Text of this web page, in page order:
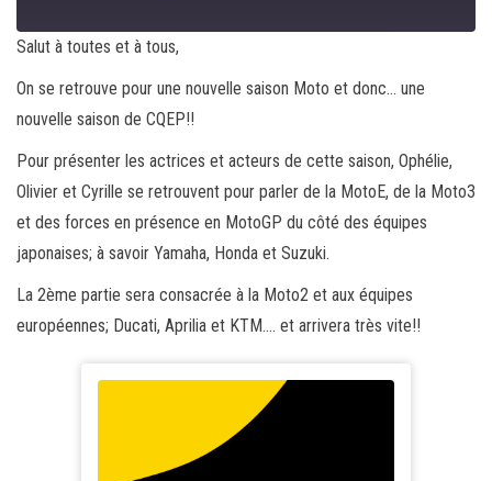
seconds
Salut à toutes et à tous,
On se retrouve pour une nouvelle saison Moto et donc… une
nouvelle saison de CQEP!!
Pour présenter les actrices et acteurs de cette saison, Ophélie,
Olivier et Cyrille se retrouvent pour parler de la MotoE, de la Moto3
et des forces en présence en MotoGP du côté des équipes
japonaises; à savoir Yamaha, Honda et Suzuki.
La 2ème partie sera consacrée à la Moto2 et aux équipes
européennes; Ducati, Aprilia et KTM…. et arrivera très vite!!